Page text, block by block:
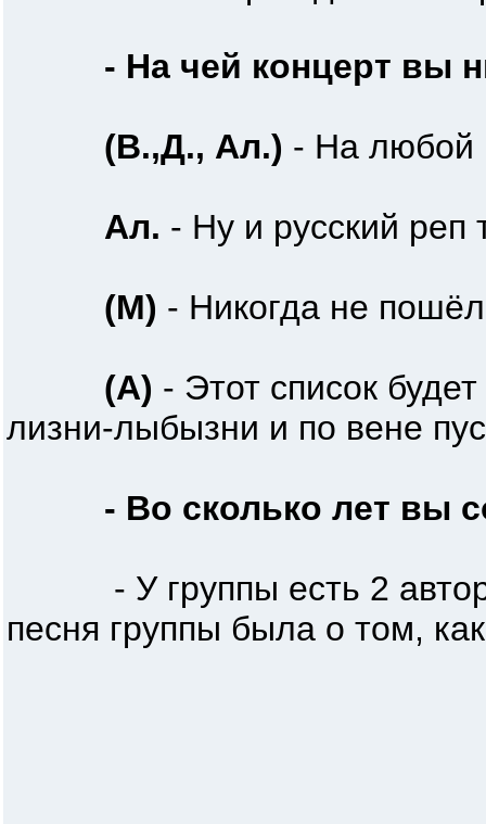
- На чей концерт вы
(В.,Д., Ал.) - На любой
Ал. - Ну и русский реп
(М) - Никогда не
(А) - Этот список
лизни-лыбызни и по вене
- Во сколько лет вы
- У группы есть 2 автора.
песня группы была о том,